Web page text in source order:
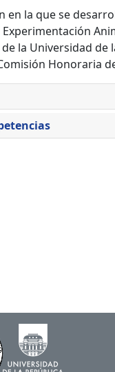
en la que se
la Universidad
Honoraria